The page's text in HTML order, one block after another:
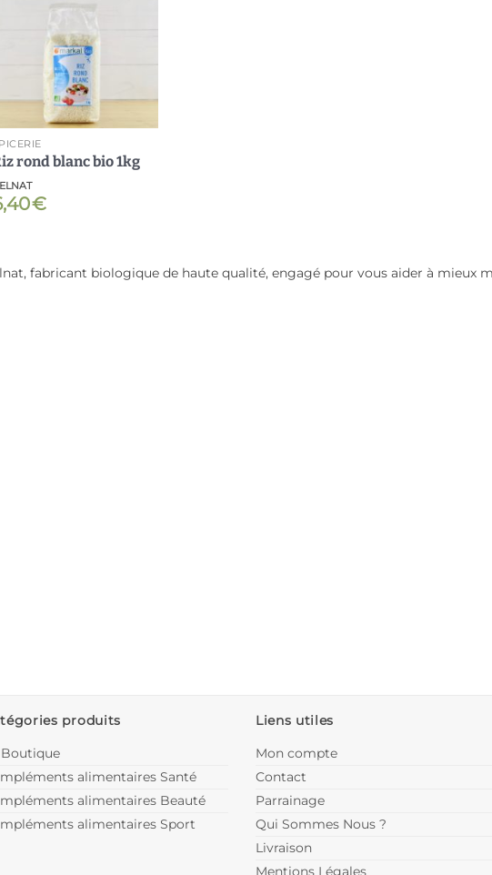
liste
rond blanc bio 1kg
€
fabricant biologique de haute qualité, engagé pour vous aider à mieux
produits
Boutique
alimentaires Santé
alimentaires Beauté
alimentaires Sport
Liens utiles
Mon compte
Contact
Parrainage
Qui Sommes Nous ?
Livraison
Mentions Légales